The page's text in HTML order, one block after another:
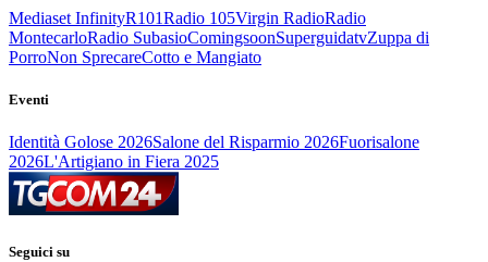
Mediaset InfinityR101Radio 105Virgin RadioRadio
MontecarloRadio SubasioComingsoonSuperguidatvZuppa di
PorroNon SprecareCotto e Mangiato
Eventi
Identità Golose 2026Salone del Risparmio 2026Fuorisalone
2026L'Artigiano in Fiera 2025
Seguici su